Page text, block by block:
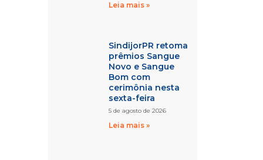
Leia mais »
SindijorPR retoma
prêmios Sangue
Novo e Sangue
Bom com
cerimônia nesta
sexta-feira
5 de agosto de 2026
Leia mais »